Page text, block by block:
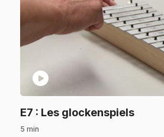
play_circle
E7 : Les glockenspiels.
5 min